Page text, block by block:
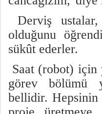
Derviş
olduğunu
sükût ederler.
Saat (robot) için
görev bölümü
bellidir. Hepsinin